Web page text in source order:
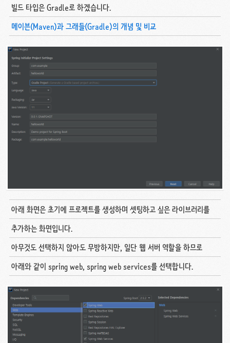
빌드 타입은 Gradle로 하겠습니다.
메이븐(Maven)과 그래들(Gradle)의 개념 및 비교
아래 화면은 초기에 프로젝트를 생성하며 셋팅하고 싶은 라이브러리를
추가하는 화면입니다.
아무것도 선택하지 않아도 무방하지만, 일단 웹 서버 역할을 하므로
아래와 같이 spring web, spring web services를 선택합니다.